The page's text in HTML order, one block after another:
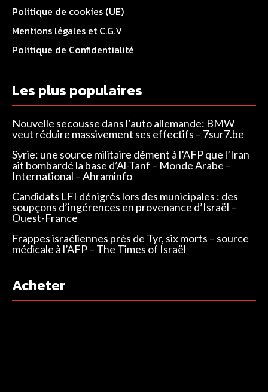
Politique de cookies (UE)
Mentions légales et C.G.V
Politique de Confidentialité
Les plus populaires
Nouvelle secousse dans l’auto allemande: BMW
veut réduire massivement ses effectifs – 7sur7.be
Syrie: une source militaire dément à l’AFP que l’Iran
ait bombardé la base d’Al-Tanf – Monde Arabe –
International – Ahraminfo
Candidats LFI dénigrés lors des municipales : des
soupçons d’ingérences en provenance d’Israël –
Ouest-France
Frappes israéliennes près de Tyr, six morts – source
médicale à l’AFP – The Times of Israël
Acheter